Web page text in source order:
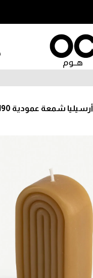
أرسيليا شمعة عمودية 190 جم - بيج